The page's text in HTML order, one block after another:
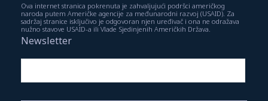
Ova internet stranica pokrenuta je zahvaljujući podršci američkog
naroda putem Američke agencije za međunarodni razvoj (USAID). Za
sadržaj stranice isključivo je odgovoran njen uređivač i ona ne odražava
nužno stavove USAID-a ili Vlade Sjedinjenih Američkih Država.
Newsletter